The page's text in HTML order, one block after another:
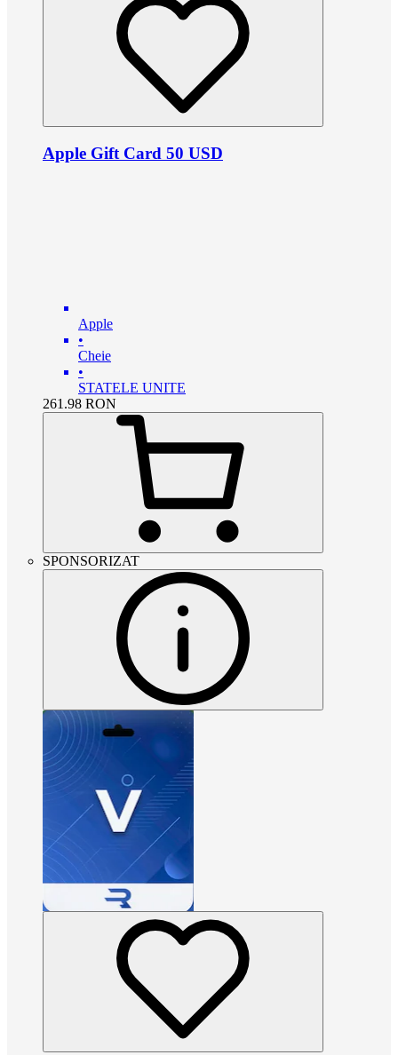
Apple Gift Card 50 USD
Apple
•
Cheie
•
STATELE UNITE
261.98 RON
SPONSORIZAT